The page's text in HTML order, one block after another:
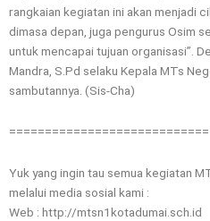
rangkaian kegiatan ini akan menjadi
dimasa depan, juga pengurus Osim
untuk mencapai tujuan organisasi”.
Mandra, S.Pd selaku Kepala MTs
sambutannya. (Sis-Cha)
Yuk yang ingin tau semua kegiatan
melalui media sosial kami :
Web : http://mtsn1kotadumai.sch.id